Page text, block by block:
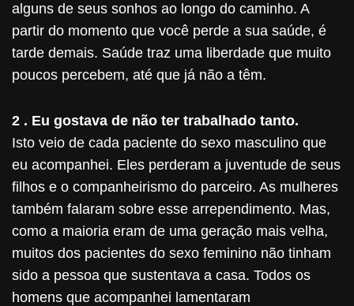
alguns de seus sonhos ao longo do caminho. A
partir do momento que você perde a sua saúde, é
tarde demais. Saúde traz uma liberdade que muito
poucos percebem, até que já não a têm.
2 . Eu gostava de não ter trabalhado tanto.
Isto veio de cada paciente do sexo masculino que
eu acompanhei. Eles perderam a juventude de seus
filhos e o companheirismo do parceiro. As mulheres
também falaram sobre esse arrependimento. Mas,
como a maioria eram de uma geração mais velha,
muitos dos pacientes do sexo feminino não tinham
sido a pessoa que sustentava a casa. Todos os
homens que acompanhei lamentaram